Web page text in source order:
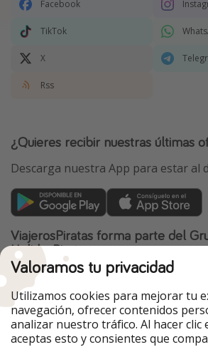
Facebook
TikTok
X
Rss
¿Quieres recibir nuestras últimas
Descarga nuestra App para estar al
ViajerosPiratas forma parte del
HolidayPirates
Nuestros mercados
PiratinViaggio
VakantiePiraten
VoyagesPirates
Urlaubspiraten
Valoramos tu privacidad
Utilizamos cookies para mejorar tu
navegación, ofrecer contenidos
analizar nuestro tráfico. Al hacer clic
aceptas esto y consientes que